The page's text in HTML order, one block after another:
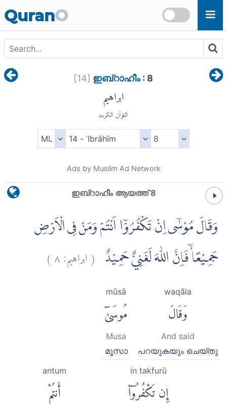
QuranO
[14] ഇബ്റാഹീം: 8
ابراهيم
القرآن الكريم
Ads by Muslim Ad Network
ഇബ്റാഹീം ആയത്ത് 8
وَقَالَ مُوْسٰٓى اِنْ تَكْفُرُوْٓا اَنْتُمْ وَمَنْ فِى الْاَرْضِ
جَمِيْعًا ۙفَاِنَّ اللّٰهَ لَغَنِيٌّ حَمِيْدٌ (ابراهيم:٨)
waqāla
وَقَالَ
And said
പറയുകയും ചെയ്തു
mūsā
مُوسَىٰٓ
Musa
മൂസാ
in takfurū
إِن تَكْفُرُوٓا۟
antum
أَنتُمْ